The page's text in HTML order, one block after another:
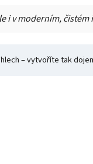
i v moderním,
– vytvoříte tak